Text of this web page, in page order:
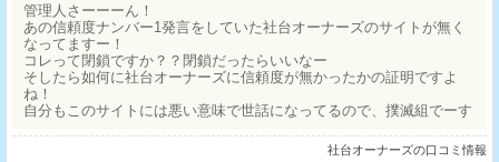
管理人さーーーん！
あの信頼度ナンバー1発言をしていた社台オーナーズのサイトが無く
なってますー！
コレって閉鎖ですか？？閉鎖だったらいいなー
そしたら如何に社台オーナーズに信頼度が無かったかの証明ですよ
ね！
自分もこのサイトには悪い意味で世話になってるので、撲滅組でーす
社台オーナーズの口コミ情報